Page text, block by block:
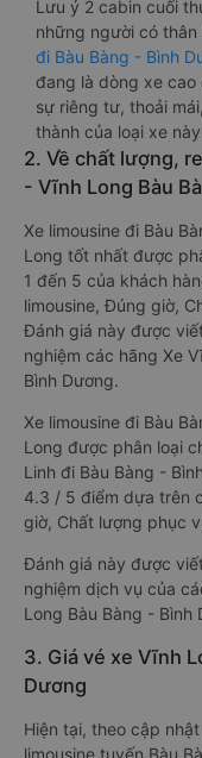
Lưu ý 2 cabin cuối
những người có thân
đi Bàu Bàng - Bình
đang là dòng xe cao
sự riêng tư, thoải
thành của loại xe
2. Về chất lượng,
- Vĩnh Long Bàu
Xe limousine đi Bàu
Long tốt nhất được
1 đến 5 của khách
limousine, Đúng giờ,
Đánh giá này được
nghiệm các hãng Xe
Bình Dương.
Xe limousine đi Bàu
Long được phân loại
Linh đi Bàu Bàng -
4.3 / 5 điểm dựa trên
giờ, Chất lượng phục
Đánh giá này được
nghiệm dịch vụ của
Long Bàu Bàng - Bình
3. Giá vé xe Vĩnh
Dương
Hiện tại, theo cập
limousine tuyến Bàu